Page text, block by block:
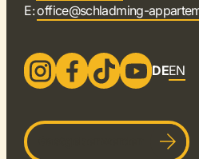
E:office@schladming-
DEEN